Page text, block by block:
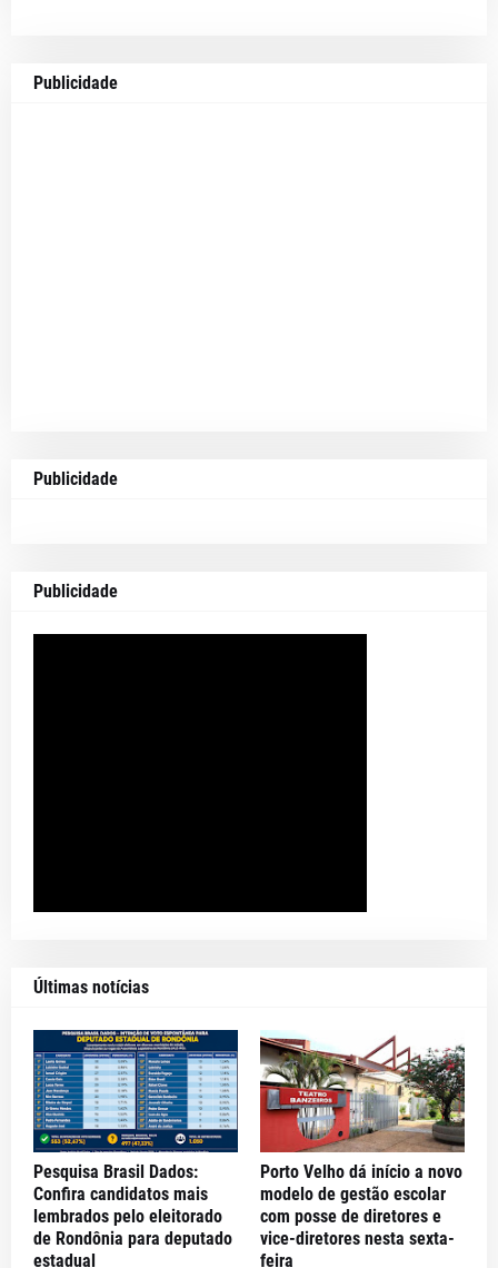
Publicidade
Publicidade
Publicidade
Últimas notícias
Pesquisa Brasil Dados:
Confira candidatos mais
lembrados pelo eleitorado
de Rondônia para deputado
estadual
Porto Velho dá início a novo
modelo de gestão escolar
com posse de diretores e
vice-diretores nesta sexta-
feira